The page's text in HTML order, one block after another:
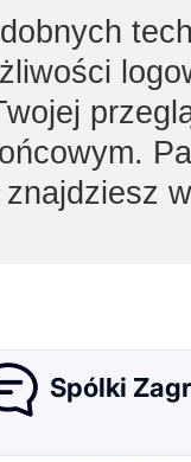
znajdziesz
Spólki